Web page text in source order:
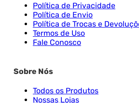
Política de Privacidade
Política de Envio
Política de Trocas e
Termos de Uso
Fale Conosco
Sobre Nós
Todos os Produtos
Nossas Lojas